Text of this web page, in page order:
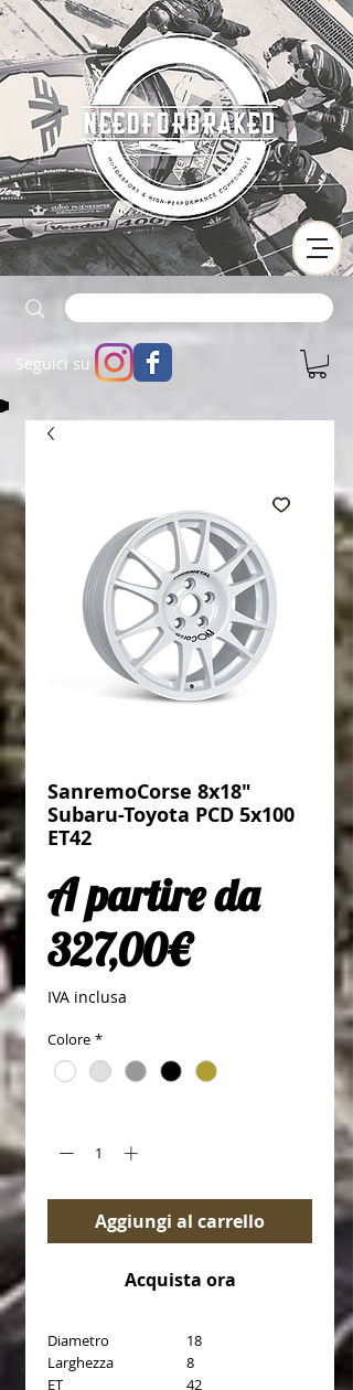
Seguici su
SanremoCorse 8x18"
Subaru-Toyota PCD 5x100
ET42
A partire da
327,00€Prezzo
IVA inclusa
Colore *
Aggiungi al carrello
Acquista ora
Diametro
18
Larghezza
8
ET
42